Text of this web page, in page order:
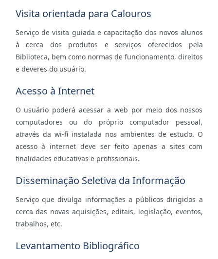
Visita orientada para Calouros
Serviço de visita guiada e capacitação dos novos alunos
à cerca dos produtos e serviços oferecidos pela
Biblioteca, bem como normas de funcionamento, direitos
e deveres do usuário.
Acesso à Internet
O usuário poderá acessar a web por meio dos nossos
computadores ou do próprio computador pessoal,
através da wi-fi instalada nos ambientes de estudo. O
acesso à internet deve ser feito apenas a sites com
finalidades educativas e profissionais.
Disseminação Seletiva da Informação
Serviço que divulga informações a públicos dirigidos a
cerca das novas aquisições, editais, legislação, eventos,
trabalhos, etc.
Levantamento Bibliográfico